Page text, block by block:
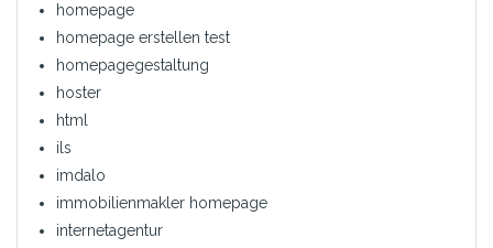
homepage
homepage erstellen test
homepagegestaltung
hoster
html
ils
imdalo
immobilienmakler homepage
internetagentur